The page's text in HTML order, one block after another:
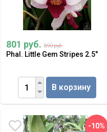
801 руб. 890 руб.
Phal. Little Gem Stripes 2.5"
В корзину
-10%